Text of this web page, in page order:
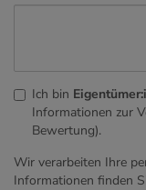
Ich bin
Informationen zur
Bewertung).
Wir verarbeiten Ihre
Informationen finden